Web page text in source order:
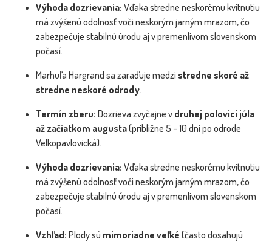
Výhoda dozrievania: Vďaka stredne neskorému kvitnutiu
má zvýšenú odolnosť voči neskorým jarným mrazom, čo
zabezpečuje stabilnú úrodu aj v premenlivom slovenskom
počasí.
Marhuľa Hargrand sa zaraďuje medzi stredne skoré až
stredne neskoré odrody.
Termín zberu: Dozrieva zvyčajne v druhej polovici júla
až začiatkom augusta(približne 5 – 10 dní po odrode
Velkopavlovická).
Výhoda dozrievania: Vďaka stredne neskorému kvitnutiu
má zvýšenú odolnosť voči neskorým jarným mrazom, čo
zabezpečuje stabilnú úrodu aj v premenlivom slovenskom
počasí.
Vzhľad: Plody sú mimoriadne veľké (často dosahujú